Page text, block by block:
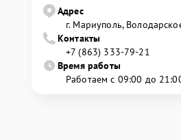
Адрес
г. Мариуполь,
Контакты
+7 (863) 333-79-21
Время работы
Работаем с 09:00 до